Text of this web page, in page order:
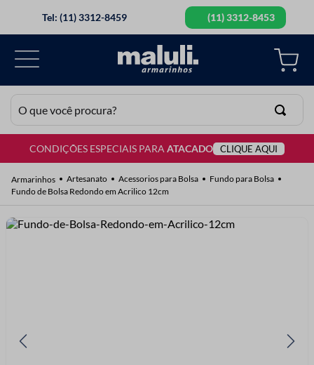
Tel: (11) 3312-8459 (11) 3312-8453
O que você procura?
CONDIÇÕES ESPECIAIS PARAATACADO CLIQUE AQUI
Artesanato Acessorios para Bolsa
Fundo para Bolsa
Fundo de Bolsa Redondo em Acrilico 12cm
TERMOS MAIS BUSCADOS
2º
barbante
3º
botão
8º